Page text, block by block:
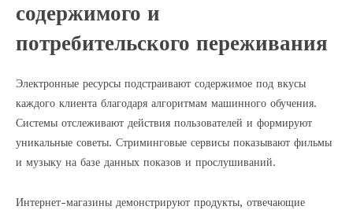
содержимого и
потребительского переживания
Электронные ресурсы подстраивают содержимое под вкусы
каждого клиента благодаря алгоритмам машинного обучения.
Системы отслеживают действия пользователей и формируют
уникальные советы. Стриминговые сервисы показывают фильмы
и музыку на базе данных показов и прослушиваний.
Интернет-магазины демонстрируют продукты, отвечающие